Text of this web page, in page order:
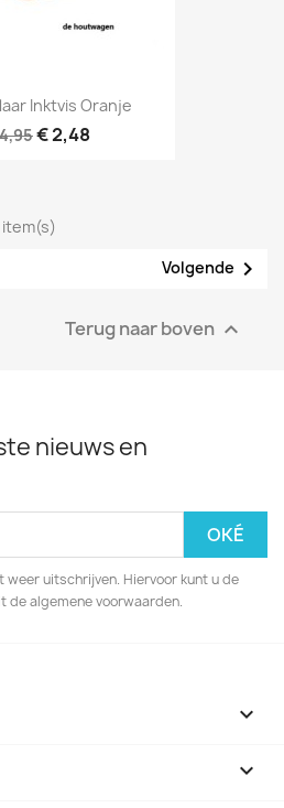
Inktvis Oranje
€ 2,48
item(s)
Volgende 
Terug naar boven 
nieuws en
weer uitschrijven. Hiervoor kunt u de
algemene voorwaarden.

